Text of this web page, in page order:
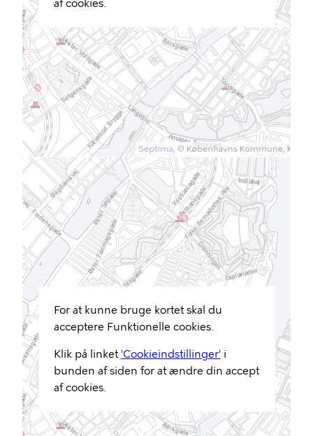
af cookies.
For at kunne bruge kortet skal du
acceptere Funktionelle cookies.
Klik på linket 'Cookieindstillinger'i
bunden af siden for at ændre din accept
af cookies.